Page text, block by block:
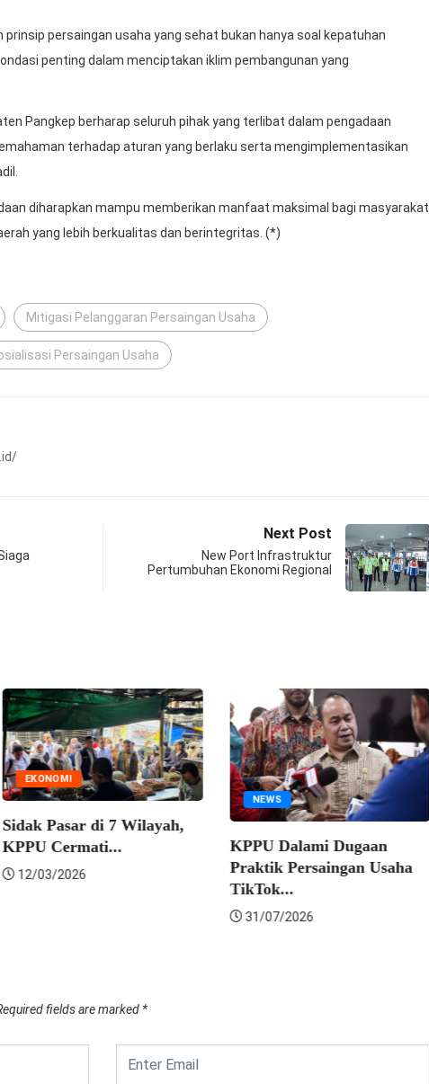
persaingan usaha yang sehat bukan hanya soal kepatuhan
penting dalam menciptakan iklim pembangunan yang
Pangkep berharap seluruh pihak yang terlibat dalam pengadaan
terhadap aturan yang berlaku serta mengimplementasikan
diharapkan mampu memberikan manfaat maksimal bagi masyarakat
yang lebih berkualitas dan berintegritas. (*)
Mitigasi Pelanggaran Persaingan Usaha
Persaingan Usaha
Next Post
New Port Infrastruktur
Pertumbuhan Ekonomi Regional
EKONOMI
Pasar di 7 Wilayah,
Cermati...
12/03/2026
NEWS
KPPU Dalami Dugaan
Praktik Persaingan Usaha
TikTok...
31/07/2026
fields are marked *